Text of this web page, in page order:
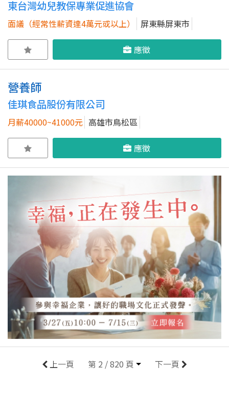
東台灣幼兒教保專業促進協會
面議（經常性薪資達4萬元或以上） 屏東縣屏東市
應徵
營養師
佳琪食品股份有限公司
月薪40000~41000元 高雄市鳥松區
應徵
上一頁 第 2 / 820 頁 下一頁